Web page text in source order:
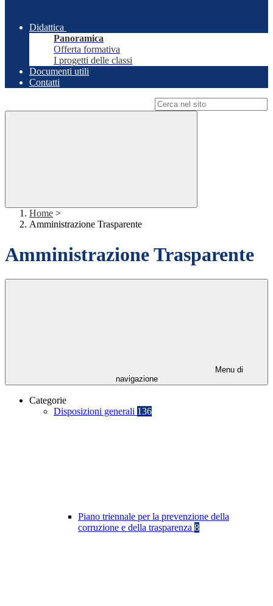
Didattica
Panoramica
Offerta formativa
I progetti delle classi
Documenti utili
Contatti
Home >
Amministrazione Trasparente
Amministrazione Trasparente
Menu di
navigazione
Categorie
Disposizioni generali 136
Piano triennale per la prevenzione della
corruzione e della trasparenza 8